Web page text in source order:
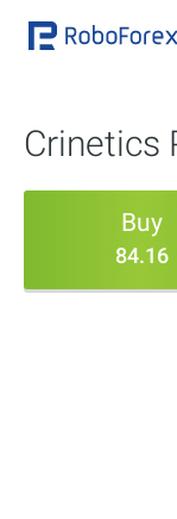
Crinetics
Buy
84.16